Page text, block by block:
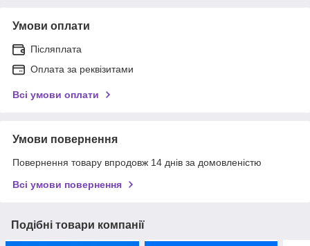
Умови оплати
Післяплата
Оплата за реквізитами
Всі умови оплати
Умови повернення
Повернення товару впродовж 14 днів за домовленістю
Всі умови повернення
Подібні товари компанії